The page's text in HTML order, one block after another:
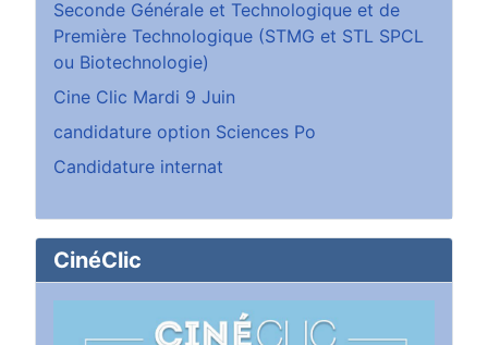
Seconde Générale et Technologique et de
Première Technologique (STMG et STL SPCL
ou Biotechnologie)
Cine Clic Mardi 9 Juin
candidature option Sciences Po
Candidature internat
CinéClic